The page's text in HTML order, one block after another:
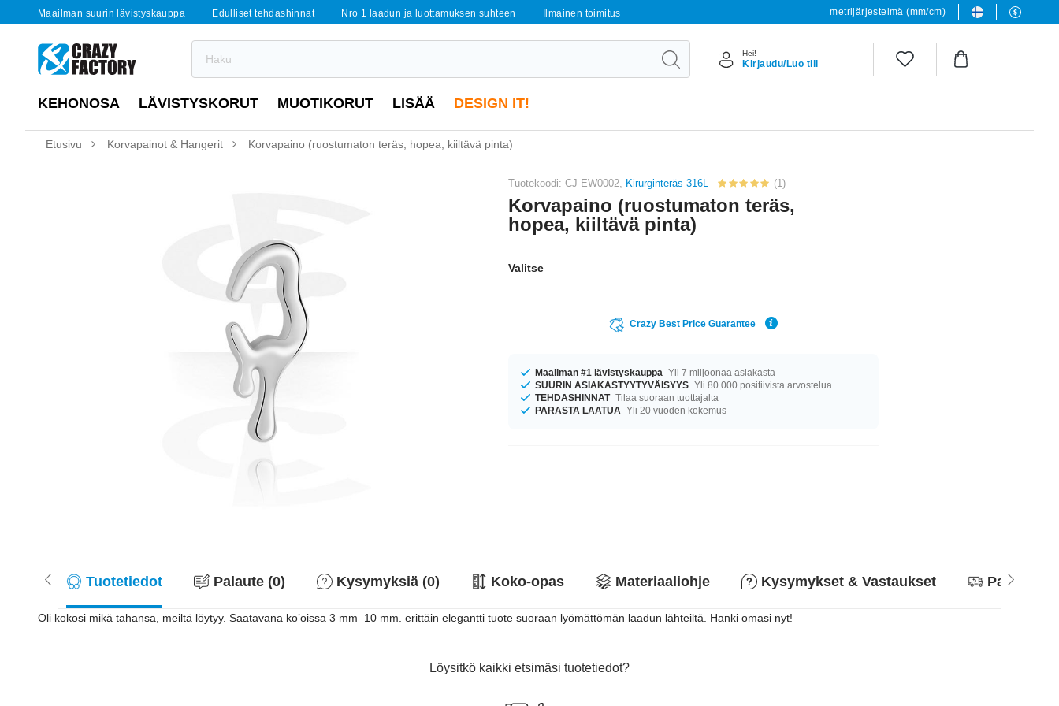
Maailman suurin lävistyskauppa Edulliset tehdashinnat Nro 1 laadun ja luottamuksen suhteen Ilmainen toimitus metrijärjestelmä (mm/cm)
Hei!
Kirjaudu/Luo tili
KEHONOSA LÄVISTYSKORUT MUOTIKORUT LISÄÄ DESIGN IT!
Etusivu Korvapainot & Hangerit Korvapaino (ruostumaton teräs, hopea, kiiltävä pinta)
Tuotekoodi: CJ-EW0002, Kirurginteräs 316L (1)
Korvapaino (ruostumaton teräs,
hopea, kiiltävä pinta)
Valitse
Crazy Best Price Guarantee
Maailman #1 lävistyskauppa Yli 7 miljoonaa asiakasta
SUURIN ASIAKASTYYTYVÄISYYS Yli 80 000 positiivista arvostelua
TEHDASHINNAT Tilaa suoraan tuottajalta
PARASTA LAATUA Yli 20 vuoden kokemus
Tuotetiedot Palaute (0) Kysymyksiä (0) Koko-opas Materiaaliohje Kysymykset & Vastaukset
Oli kokosi mikä tahansa, meiltä löytyy. Saatavana ko’oissa 3 mm–10 mm. erittäin elegantti tuote suoraan lyömättömän laadun lähteiltä. Hanki omasi nyt!
Löysitkö kaikki etsimäsi tuotetiedot?